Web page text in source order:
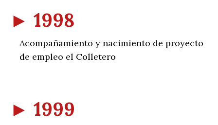
► 1998
Acompañamiento y nacimiento de proyecto
de empleo el Colletero
► 1999